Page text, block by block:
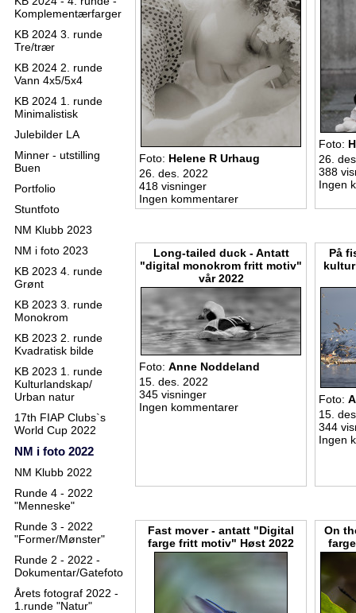
Komplementærfarger
KB 2024 3. runde
Tre/trær
KB 2024 2. runde
Vann 4x5/5x4
KB 2024 1. runde
Minimalistisk
Julebilder LA
Minner - utstilling
Buen
Portfolio
Stuntfoto
NM Klubb 2023
NM i foto 2023
KB 2023 4. runde
Grønt
KB 2023 3. runde
Monokrom
KB 2023 2. runde
Kvadratisk bilde
KB 2023 1. runde
Kulturlandskap/
Urban natur
17th FIAP Clubs`s
World Cup 2022
NM i foto 2022
NM Klubb 2022
Runde 4 - 2022
"Menneske"
Runde 3 - 2022
"Former/Mønster"
Runde 2 - 2022 -
Dokumentar/Gatefoto
Årets fotograf 2022 -
1.runde "Natur"
Foto: Helene R Urhaug
26. des. 2022
418 visninger
Ingen kommentarer
Foto:
26.
388
Ingen
Long-tailed duck - Antatt
"digital monokrom fritt motiv"
vår 2022
Foto: Anne Noddeland
15. des. 2022
345 visninger
Ingen kommentarer
På
Foto:
15.
344
Ingen
Fast mover - antatt "Digital
farge fritt motiv" Høst 2022
On